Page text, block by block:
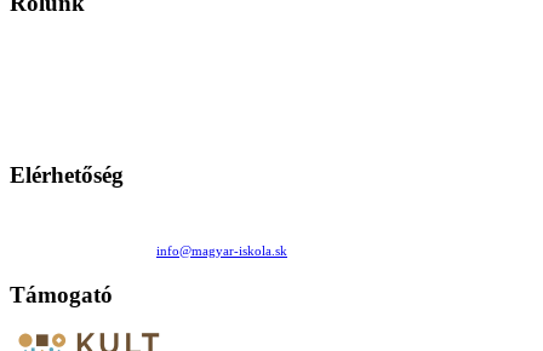
Elérhetőség
info@magyar-iskola.sk
Támogató